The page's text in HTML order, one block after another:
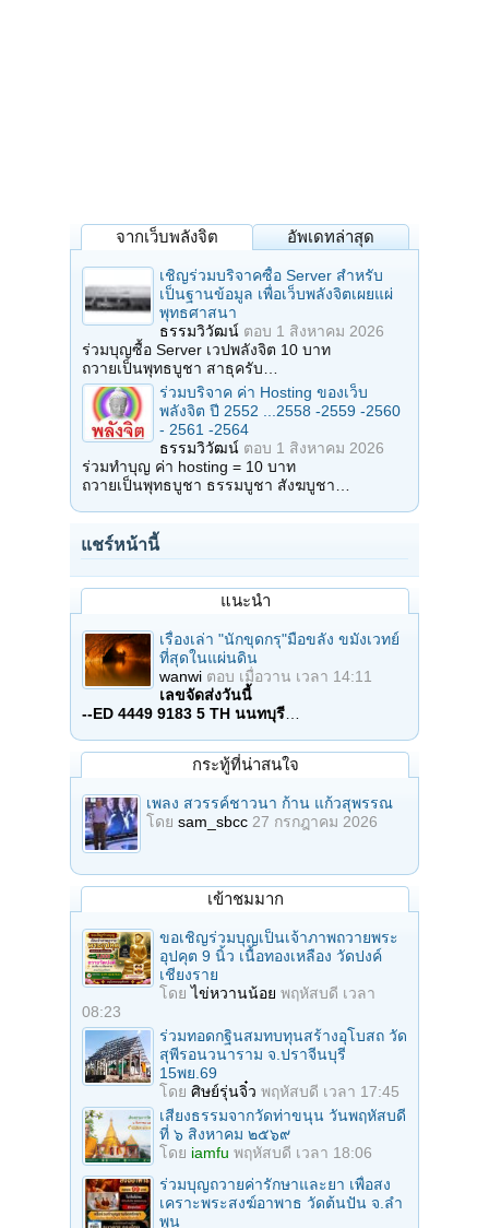
จากเว็บพลังจิต อัพเดทล่าสุด
เชิญร่วมบริจาคซื้อ Server สำหรับ
เป็นฐานข้อมูล เพื่อเว็บพลังจิตเผยแผ่
พุทธศาสนา
ธรรมวิวัฒน์ ตอบ 1 สิงหาคม 2026
ร่วมบุญซื้อ Server เวปพลังจิต 10 บาท
ถวายเป็นพุทธบูชา สาธุครับ…
ร่วมบริจาค ค่า Hosting ของเว็บ
พลังจิต ปี 2552 ...2558 -2559 -2560
- 2561 -2564
ธรรมวิวัฒน์ ตอบ 1 สิงหาคม 2026
ร่วมทำบุญ ค่า hosting = 10 บาท
ถวายเป็นพุทธบูชา ธรรมบูชา สังฆบูชา…
แชร์หน้านี้
แนะนำ
เรื่องเล่า "นักขุดกรุ"มือขลัง ขมังเวทย์
ที่สุดในแผ่นดิน
wanwi ตอบ เมื่อวาน เวลา 14:11
เลขจัดส่งวันนี้
--ED 4449 9183 5 TH นนทบุรี…
กระทู้ที่น่าสนใจ
เพลง สวรรค์ชาวนา ก้าน แก้วสุพรรณ
โดย sam_sbcc 27 กรกฎาคม 2026
เข้าชมมาก
ขอเชิญร่วมบุญเป็นเจ้าภาพถวายพระ
อุปคุต 9 นิ้ว เนื้อทองเหลือง วัดปงค์
เชียงราย
โดยไข่หวานน้อย พฤหัสบดี เวลา
08:23
ร่วมทอดกฐินสมทบทุนสร้างอุโบสถ วัด
สุพีรอนวนาราม จ.ปราจีนบุรี
15พย.69
โดย ศิษย์รุ่นจิ๋ว พฤหัสบดี เวลา 17:45
เสียงธรรมจากวัดท่าขนุน วันพฤหัสบดี
ที่ ๖ สิงหาคม ๒๕๖๙
โดย iamfu พฤหัสบดี เวลา 18:06
ร่วมบุญถวายค่ารักษาและยา เพื่อสง
เคราะพระสงฆ์อาพาธ วัดต้นปัน จ.ลํา
พูน